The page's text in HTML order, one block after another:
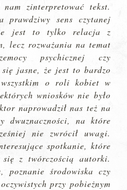
nam zinterpretować tekst.
prawdziwy sens czytanej
jest to tylko relacja z
lecz rozważania na temat
psychicznej czy
się jasne, że jest to bardzo
wszystkim o roli kobiet w
wniosków nie było
naprowadził nas też na
dwuznaczności, na które
nie zwrócił uwagi.
spotkanie, które
się z twórczością autorki.
poznanie środowiska czy
przy pobieżnym